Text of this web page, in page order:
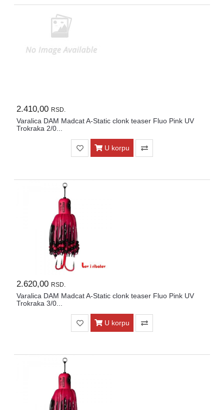
2.410,00 RSD.
Varalica DAM Madcat A-Static clonk teaser Fluo Pink UV
Trokraka 2/0...
U korpu
2.620,00 RSD.
Varalica DAM Madcat A-Static clonk teaser Fluo Pink UV
Trokraka 3/0...
U korpu